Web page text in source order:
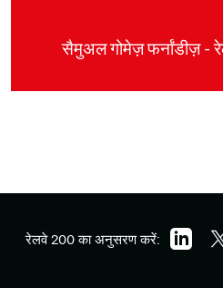
सैमुअल गोमेज़ फर्नांडीज़ -
रेलवे 200 का अनुसरण करें: